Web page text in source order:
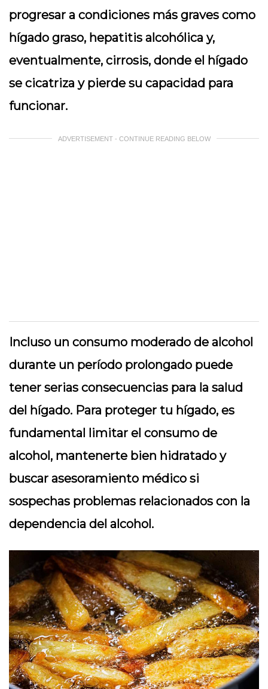
progresar a condiciones más graves como
hígado graso, hepatitis alcohólica y,
eventualmente, cirrosis, donde el hígado
se cicatriza y pierde su capacidad para
funcionar.
ADVERTISEMENT - CONTINUE READING BELOW
Incluso un consumo moderado de alcohol
durante un período prolongado puede
tener serias consecuencias para la salud
del hígado. Para proteger tu hígado, es
fundamental limitar el consumo de
alcohol, mantenerte bien hidratado y
buscar asesoramiento médico si
sospechas problemas relacionados con la
dependencia del alcohol.